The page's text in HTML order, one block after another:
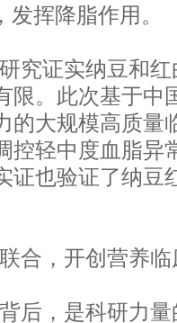
发挥降脂作用。
究证实纳豆和
限。此次基于中
的大规模高质量
控轻中度血脂异
证也验证了纳豆
合，开创营养
后，是科研力